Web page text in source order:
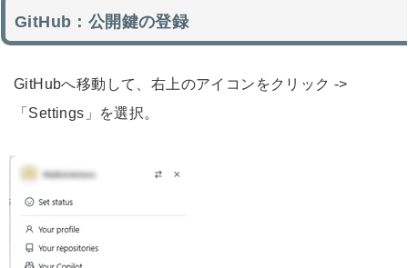
GitHub：公開鍵の登録
GitHubへ移動して、右上のアイコンをクリック ->
「Settings」を選択。